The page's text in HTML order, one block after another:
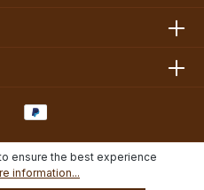
ensure the best experience
information...